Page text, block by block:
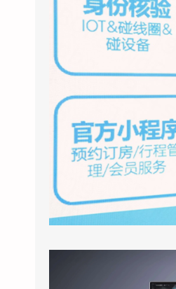
关于酒店业未来形
泛关注。天猫精灵